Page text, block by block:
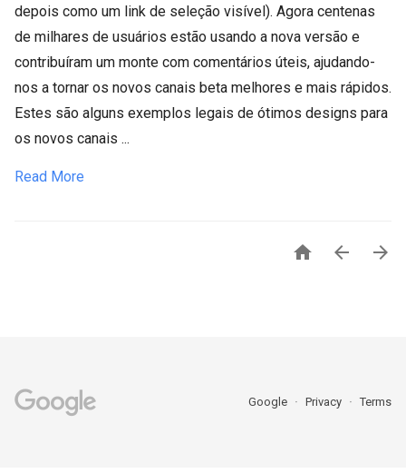
depois como um link de seleção visível). Agora centenas
de milhares de usuários estão usando a nova versão e
contribuíram um monte com comentários úteis, ajudando-
nos a tornar os novos canais beta melhores e mais rápidos.
Estes são alguns exemplos legais de ótimos designs para
os novos canais ...
Read More
  
Google Privacy Terms